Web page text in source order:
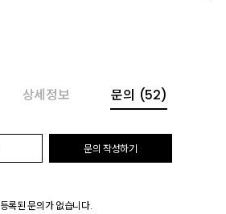
상세정보 문의 (52)
문의 작성하기
등록된 문의가 없습니다.